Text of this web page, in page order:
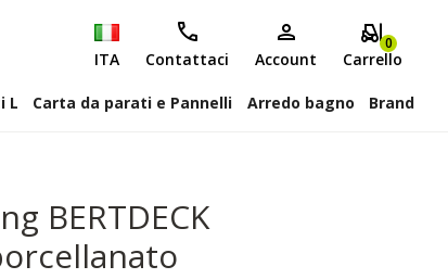
ITA Contattaci Account
0
Carrello
L Carta da parati e Pannelli Arredo bagno Brand
BERTDECK